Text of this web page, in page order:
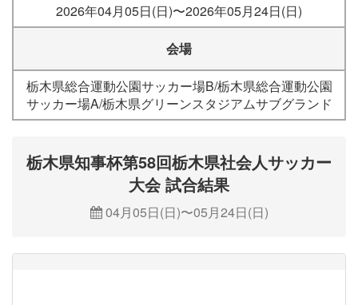
2026年04月05日(日)〜2026年05月24日(日)
会場
栃木県総合運動公園サッカー場B/栃木県総合運動公園
サッカー場A/栃木県グリーンスタジアムサブグランド
栃木県知事杯第58回栃木県社会人サッカー
大会 試合結果
04月05日(日)〜05月24日(日)